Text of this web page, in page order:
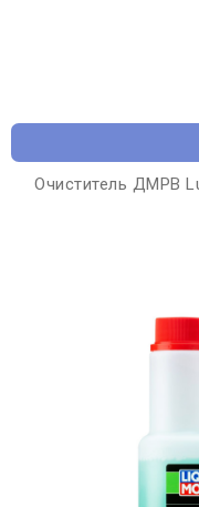
Очиститель ДМРВ